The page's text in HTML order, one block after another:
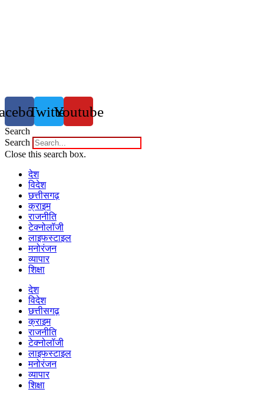
TwitterYoutube
Search
Search
Close this search box.
देश
विदेश
छत्तीसगढ़
क्राइम
राजनीति
टेक्नोलॉजी
लाइफस्टाइल
मनोरंजन
व्यापार
शिक्षा
देश
विदेश
छत्तीसगढ़
क्राइम
राजनीति
टेक्नोलॉजी
लाइफस्टाइल
मनोरंजन
व्यापार
शिक्षा